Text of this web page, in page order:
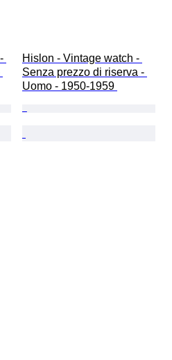
Hislon - Vintage watch -
Senza prezzo di riserva -
Uomo - 1950-1959